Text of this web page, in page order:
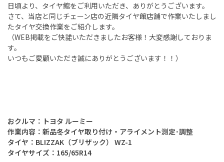
日頃より、タイヤ館をご利用いただき、ありがとうございます。
さて、当店と同じチェーン店の近隣タイヤ館店舗で作業いたしまし
たタイヤ交換作業をご紹介します。
（WEB掲載をご快諾いただきましたお客様！大変感謝しておりま
す。
いつもご愛顧いただき誠にありがとうございます！！）
おクルマ：トヨタ ルーミー
作業内容：新品冬タイヤ取り付け・アライメント測定･調整
タイヤ：BLIZZAK（ブリザック） WZ-1
タイヤサイズ：165/65R14